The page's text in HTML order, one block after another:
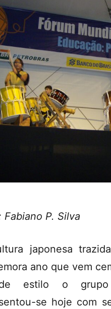
Fabiano P. Silva
japonesa
ano que vem
estilo o grupo
se hoje com